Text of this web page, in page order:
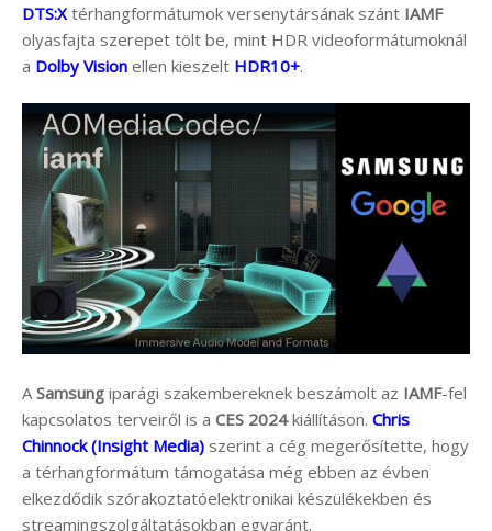
DTS:X térhangformátumok versenytársának szánt IAMF
olyasfajta szerepet tölt be, mint HDR videoformátumoknál
a Dolby Vision ellen kieszelt HDR10+.
A Samsung iparági szakembereknek beszámolt az IAMF-fel
kapcsolatos terveiről is a CES 2024kiállításon. Chris
Chinnock (Insight Media) szerint a cég megerősítette, hogy
a térhangformátum támogatása még ebben az évben
elkezdődik szórakoztatóelektronikai készülékekben és
streamingszolgáltatásokban egyaránt.